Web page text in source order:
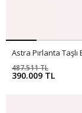
390.009 TL
487.511 TL